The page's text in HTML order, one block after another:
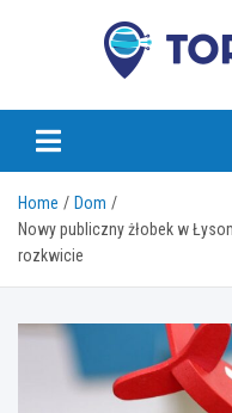
Home
Dom
Nowy publiczny żłobek w
rozkwicie